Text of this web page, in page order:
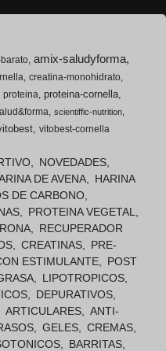
amix-saludyforma
creatina-monohidrato
proteina proteina-cornella
scientiffic-nutrition
vitobest-cornella
NOVEDADES
DE AVENA
HARINA
DE CARBONO
PROTEINA VEGETAL
RECUPERADOR
CREATINAS
PRE-
ESTIMULANTE
POST
LIPOTROPICOS
DEPURATIVOS
ARTICULARES
ANTI-
GELES
CREMAS
BARRITAS